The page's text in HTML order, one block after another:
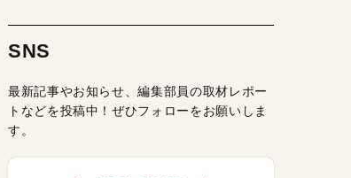
SNS
最新記事やお知らせ、編集部員の取材レポー
トなどを投稿中！ぜひフォローをお願いしま
す。